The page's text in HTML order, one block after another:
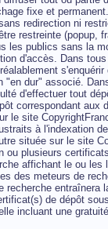
fixe et
redirection ni
restreinte (popup,
les publics sans la
d'accès. Dans
dur" associé.
d'effectuer tout
correspondant
le site
à l'indexation
située sur le site
plusieurs
affichant le ou
des meteurs de
de dépôt
incluant une